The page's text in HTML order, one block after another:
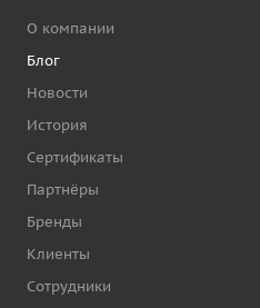
О компании
Блог
Новости
История
Сертификаты
Партнёры
Бренды
Клиенты
Сотрудники